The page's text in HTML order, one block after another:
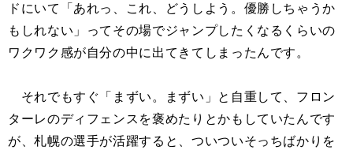
ドにいて「あれっ、これ、どうしよう。優勝しちゃうか
もしれない」ってその場でジャンプしたくなるくらいの
ワクワク感が自分の中に出てきてしまったんです。
それでもすぐ「まずい。まずい」と自重して、フロン
ターレのディフェンスを褒めたりとかもしていたんです
が、札幌の選手が活躍すると、ついついそっちばかりを